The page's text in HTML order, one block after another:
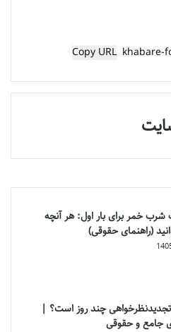
Copy URL
شرب خمر برای بار اول: هر آنچه
(راهنمای حقوقی)
چند روز است؟ |
جامع و حقوقی